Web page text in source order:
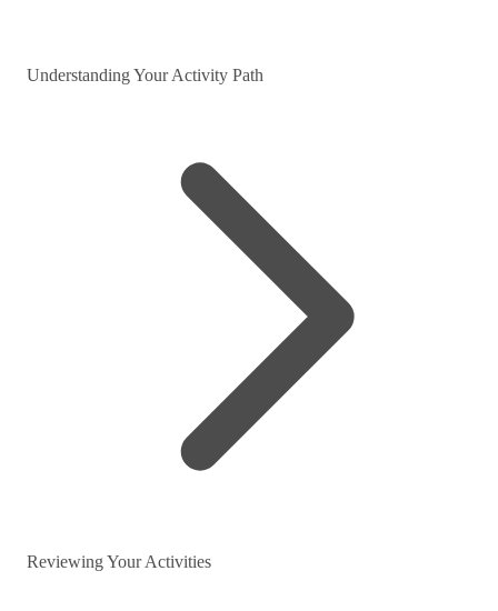
Understanding Your Activity Path
Reviewing Your Activities